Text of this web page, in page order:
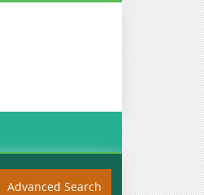
Advanced Search